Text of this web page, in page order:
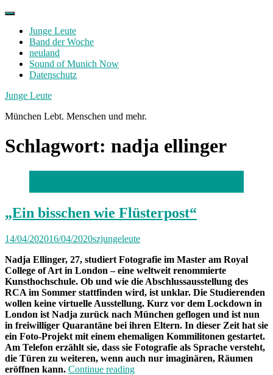
Skip
contentJunge Leute
Band der Woche
neuland
Sound of Munich Now
Datenschutz
Facebook
Twitter
Instagram
Junge Leute
München Lebt. Menschen und mehr.
Schlagwort: nadja ellinger
„Ein bisschen wie Flüsterpost“
14/04/202016/04/2020szjungeleute
Nadja Ellinger, 27, studiert Fotografie im Master am Royal
College of Art in London – eine weltweit renommierte
Kunsthochschule. Ob und wie die Abschlussausstellung des
RCA im Sommer stattfinden wird, ist unklar. Die Studierenden
wollen keine virtuelle Ausstellung. Kurz vor dem Lockdown in
London ist Nadja zurück nach München geflogen und ist nun
in freiwilliger Quarantäne bei ihren Eltern. In dieser Zeit hat sie
ein Foto-Projekt mit einem ehemaligen Kommilitonen gestartet.
Am Telefon erzählt sie, dass sie Fotografie als Sprache versteht,
die Türen zu weiteren, wenn auch nur imaginären, Räumen
eröffnen kann. Continue reading„„Ein